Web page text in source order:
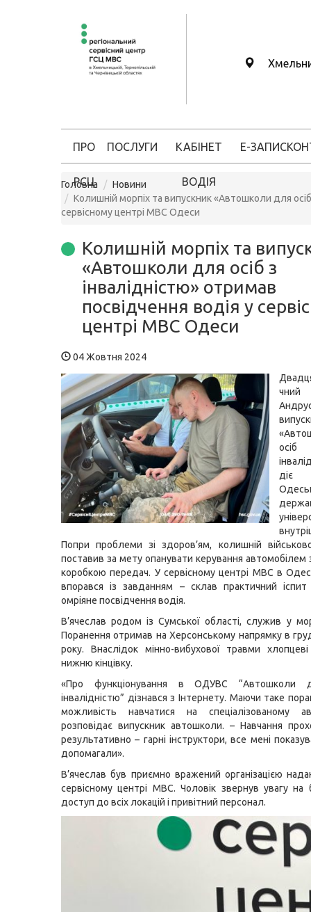
ПРО
РСЦ
ПОСЛУГИ КАБІНЕТ
ВОДІЯ
Е-ЗАПИС
Головна
Новини
Колишній морпіх та випускник «Автошколи для
сервісному центрі МВС Одеси
Колишній морпіх та
«Автошколи для осіб з
інвалідністю» отримав
посвідчення водія у
центрі МВС Одеси
04 Жовтня 2024
чний
діє
Попри проблеми зі здоров’ям, колишній
поставив за мету опанувати керування автомобілем
коробкою передач. У сервісному центрі МВС в
впорався із завданням – склав практичний
омріяне посвідчення водія.
В’ячеслав родом із Сумської області, служив у
Поранення отримав на Херсонському напрямку в
року. Внаслідок мінно-вибухової травми
нижню кінцівку.
«Про функціонування в ОДУВС “Автошколи
інвалідністю” дізнався з Інтернету. Маючи таке
можливість навчатися на спеціалізованому
розповідає випускник автошколи. – Навчання
результативно – гарні інструктори, все мені
допомагали».
В’ячеслав був приємно вражений організацією
сервісному центрі МВС. Чоловік звернув увагу на
доступ до всіх локацій і привітний персонал.